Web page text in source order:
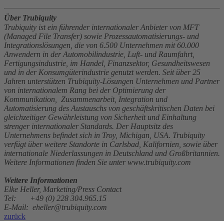
Über Trubiquity
Trubiquity ist ein führender internationaler Anbieter von MFT
(Managed File Transfer) sowie Prozessautomatisierungs- und
Integrationslösungen, die von 6.500 Unternehmen mit 60.000
Anwendern in der Automobilindustrie, Luft- und Raumfahrt,
Fertigungsindustrie, im Handel, Finanzsektor, Gesundheitswesen
und in der Konsumgüterindustrie genutzt werden. Seit über 25
Jahren unterstützen Trubiquity-Lösungen Unternehmen und Partner
von internationalem Rang bei der Optimierung der
Kommunikation, Zusammenarbeit, Integration und
Automatisierung des Austauschs von geschäftskritischen Daten bei
gleichzeitiger Gewährleistung von Sicherheit und Einhaltung
strenger internationaler Standards. Der Hauptsitz des
Unternehmens befindet sich in Troy, Michigan, USA. Trubiquity
verfügt über weitere Standorte in Carlsbad, Kalifornien, sowie über
internationale Niederlassungen in Deutschland und Großbritannien.
Weitere Informationen finden Sie unter www.trubiquity.com
Weitere Informationen
Elke Heller, Marketing/Press Contact
Tel: +49 (0) 228 304.965.15
E-Mail: eheller@trubiquity.com
zurück